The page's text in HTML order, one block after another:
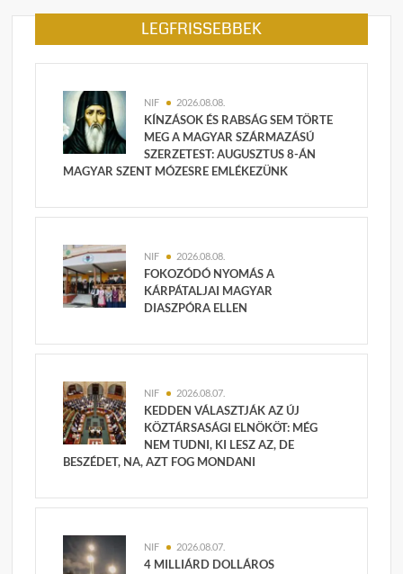
LEGFRISSEBBEK
NIF 2026.08.08.
KÍNZÁSOK ÉS RABSÁG SEM TÖRTE
MEG A MAGYAR SZÁRMAZÁSÚ
SZERZETEST: AUGUSZTUS 8-ÁN
MAGYAR SZENT MÓZESRE EMLÉKEZÜNK
NIF 2026.08.08.
FOKOZÓDÓ NYOMÁS A
KÁRPÁTALJAI MAGYAR
DIASZPÓRA ELLEN
NIF 2026.08.07.
KEDDEN VÁLASZTJÁK AZ ÚJ
KÖZTÁRSASÁGI ELNÖKÖT: MÉG
NEM TUDNI, KI LESZ AZ, DE
BESZÉDET, NA, AZT FOG MONDANI
NIF 2026.08.07.
4 MILLIÁRD DOLLÁROS